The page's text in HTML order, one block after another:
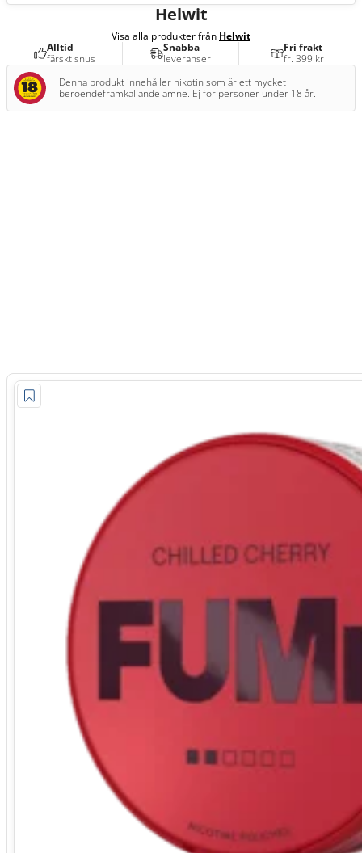
Helwit
Visa alla produkter från Helwit
Alltid
färskt snus
Snabba
leveranser
Fri frakt
fr. 399 kr
Denna produkt innehåller nikotin som är ett mycket
beroendeframkallande ämne. Ej för personer under 18 år.